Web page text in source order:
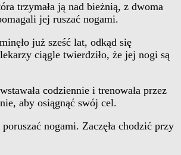
trzymała ją nad bieżnią, z dwoma
jej ruszać nogami.
już sześć lat, odkąd się
ciągle twierdziło, że jej nogi są
codziennie i trenowała przez
aby osiągnąć swój cel.
poruszać nogami. Zaczęła chodzić przy